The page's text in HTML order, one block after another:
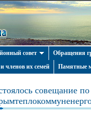
совет
Обращения
членов их семей
Памятные
совещание